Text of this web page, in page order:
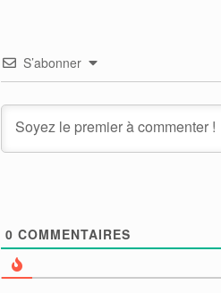
S’abonner
0 COMMENTAIRES